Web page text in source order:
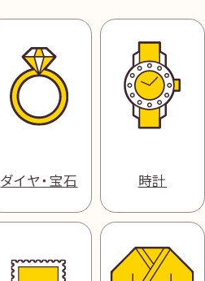
ダイヤ・宝石 時計